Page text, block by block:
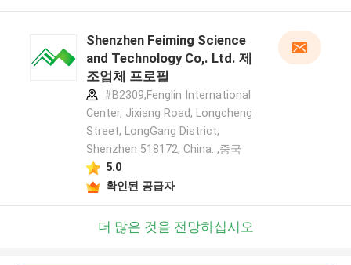
Shenzhen Feiming Science
and Technology Co,. Ltd. 제
조업체 프로필
#B2309,Fenglin International
Center, Jixiang Road, Longcheng
Street, LongGang District,
Shenzhen 518172, China. ,중국
5.0
확인된 공급자
더 많은 것을 전망하십시오